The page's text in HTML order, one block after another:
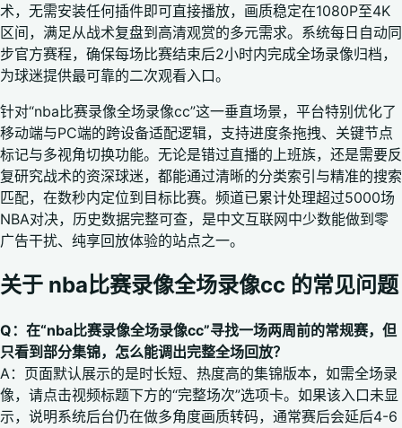
术，无需安装任何插件即可直接播放，画质稳定在1080P至4K
区间，满足从战术复盘到高清观赏的多元需求。系统每日自动同
步官方赛程，确保每场比赛结束后2小时内完成全场录像归档，
为球迷提供最可靠的二次观看入口。
针对“nba比赛录像全场录像cc”这一垂直场景，平台特别优化了
移动端与PC端的跨设备适配逻辑，支持进度条拖拽、关键节点
标记与多视角切换功能。无论是错过直播的上班族，还是需要反
复研究战术的资深球迷，都能通过清晰的分类索引与精准的搜索
匹配，在数秒内定位到目标比赛。频道已累计处理超过5000场
NBA对决，历史数据完整可查，是中文互联网中少数能做到零
广告干扰、纯享回放体验的站点之一。
关于 nba比赛录像全场录像cc 的常见问题
Q：在“nba比赛录像全场录像cc”寻找一场两周前的常规赛，但
只看到部分集锦，怎么能调出完整全场回放？
A：页面默认展示的是时长短、热度高的集锦版本，如需全场录
像，请点击视频标题下方的“完整场次”选项卡。如果该入口未显
示，说明系统后台仍在做多角度画质转码，通常赛后会延后4-6